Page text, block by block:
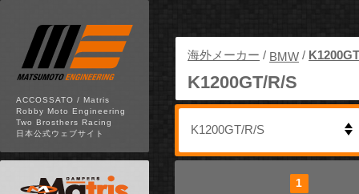
ACCOSSATO / Matris
Robby Moto Engineering
Two Brosthers Racing
日本公式ウェブサイト
海外メーカー / BMW /
K1200GT/R/S
1